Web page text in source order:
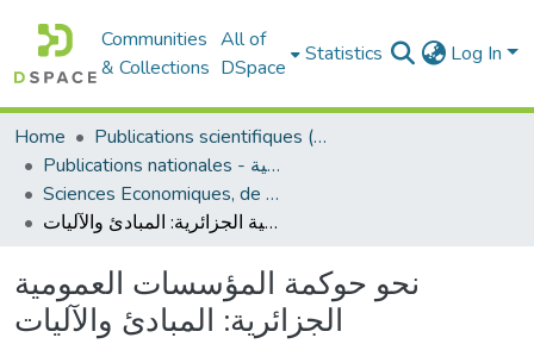
Communities
& Collections
All of
DSpace
Statistics Log In
Home
Publications scientifiques (Laboratoires)
Publications nationales - منشورات وطنية
Sciences Economiques, de Gestion et Commerciales - العلوم الإقتصادية و التجارية و علوم التسيير
نحو حوكمة المؤسسات العمومية الجزائرية: المبادئ والآليات
نحو حوكمة المؤسسات العمومية
الجزائرية: المبادئ والآليات